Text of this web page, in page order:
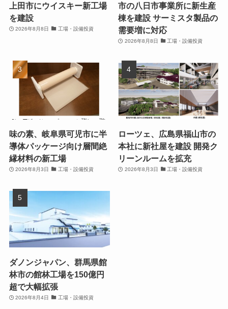
上田市にウイスキー新工場
を建設
2026年8月8日 工場・設備投資
市の八日市事業所に新生産
棟を建設 サーミスタ製品の
需要増に対応
2026年8月8日 工場・設備投資
味の素、岐阜県可児市に半
導体パッケージ向け層間絶
縁材料の新工場
2026年8月3日 工場・設備投資
ローツェ、広島県福山市の
本社に新社屋を建設 開発ク
リーンルームを拡充
2026年8月3日 工場・設備投資
ダノンジャパン、群馬県館
林市の館林工場を150億円
超で大幅拡張
2026年8月4日 工場・設備投資